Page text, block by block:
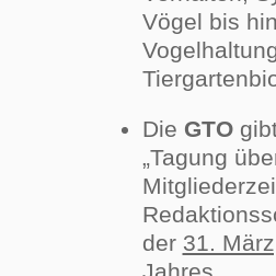
Vögel bis
Die GTO
„Tagung
der 31.